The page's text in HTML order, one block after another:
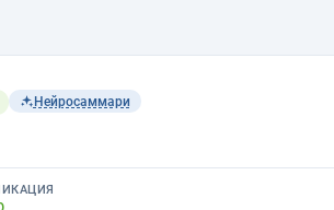
Нейросаммари